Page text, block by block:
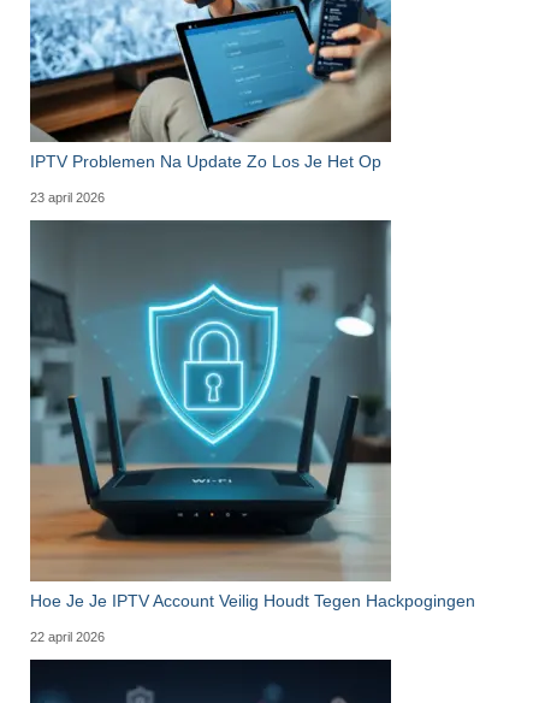
IPTV Problemen Na Update Zo Los Je Het Op
23 april 2026
Hoe Je Je IPTV Account Veilig Houdt Tegen Hackpogingen
22 april 2026